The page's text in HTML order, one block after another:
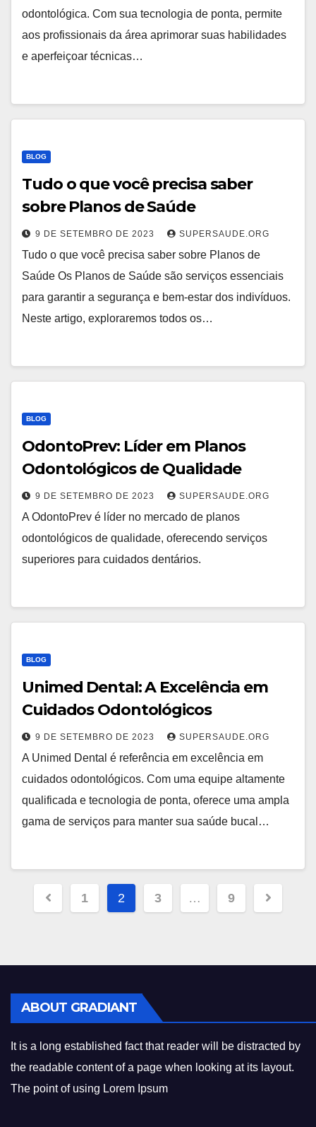
odontológica. Com sua tecnologia de ponta, permite
aos profissionais da área aprimorar suas habilidades
e aperfeiçoar técnicas…
BLOG
Tudo o que você precisa saber
sobre Planos de Saúde
9 DE SETEMBRO DE 2023 SUPERSAUDE.ORG
Tudo o que você precisa saber sobre Planos de
Saúde Os Planos de Saúde são serviços essenciais
para garantir a segurança e bem-estar dos indivíduos.
Neste artigo, exploraremos todos os…
BLOG
OdontoPrev: Líder em Planos
Odontológicos de Qualidade
9 DE SETEMBRO DE 2023 SUPERSAUDE.ORG
A OdontoPrev é líder no mercado de planos
odontológicos de qualidade, oferecendo serviços
superiores para cuidados dentários.
BLOG
Unimed Dental: A Excelência em
Cuidados Odontológicos
9 DE SETEMBRO DE 2023 SUPERSAUDE.ORG
A Unimed Dental é referência em excelência em
cuidados odontológicos. Com uma equipe altamente
qualificada e tecnologia de ponta, oferece uma ampla
gama de serviços para manter sua saúde bucal…
Paginação
1 2 3 … 9
ABOUT GRADIANT
It is a long established fact that reader will be distracted by
the readable content of a page when looking at its layout.
The point of using Lorem Ipsum